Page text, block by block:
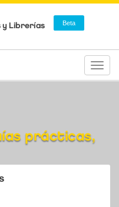
y Librerías Beta
prácticas,